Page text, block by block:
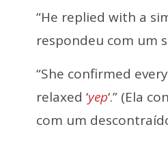
“He replied with a
respondeu com um
“She confirmed
relaxed ‘yep‘.” (Ela
com um descontraído